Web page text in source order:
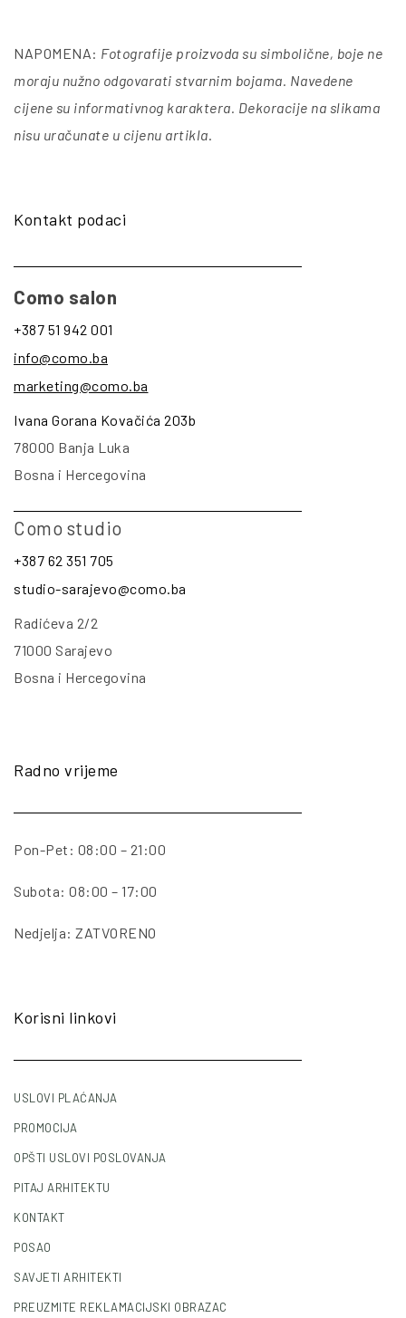
NAPOMENA: Fotografije proizvoda su simbolične, boje ne
moraju nužno odgovarati stvarnim bojama. Navedene
cijene su informativnog karaktera. Dekoracije na slikama
nisu uračunate u cijenu artikla.
Kontakt podaci
Como salon
+387 51 942 001
info@como.ba
marketing@como.ba
Ivana Gorana Kovačića 203b
78000 Banja Luka
Bosna i Hercegovina
Como studio
+387 62 351 705
studio-sarajevo@como.ba
Radićeva 2/2
71000 Sarajevo
Bosna i Hercegovina
Radno vrijeme
Pon-Pet: 08:00 – 21:00
Subota: 08:00 – 17:00
Nedjelja: ZATVORENO
Korisni linkovi
USLOVI PLAĆANJA
PROMOCIJA
OPŠTI USLOVI POSLOVANJA
PITAJ ARHITEKTU
KONTAKT
POSAO
SAVJETI ARHITEKTI
PREUZMITE REKLAMACIJSKI OBRAZAC